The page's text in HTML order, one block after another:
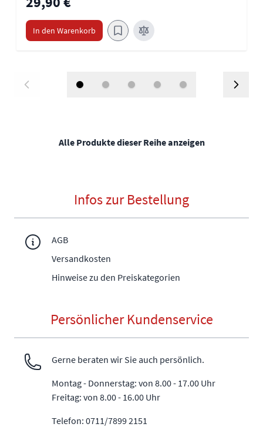
In den Warenkorb
Alle Produkte dieser Reihe anzeigen
Infos zur Bestellung
AGB
Versandkosten
Hinweise zu den Preiskategorien
Persönlicher Kundenservice
Gerne beraten wir Sie auch persönlich.
Montag - Donnerstag: von 8.00 - 17.00 Uhr
Freitag: von 8.00 - 16.00 Uhr
Telefon: 0711/7899 2151